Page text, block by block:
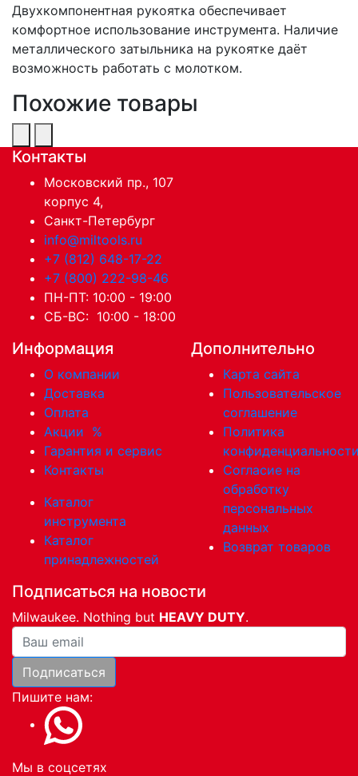
Двухкомпонентная рукоятка обеспечивает
комфортное использование инструмента. Наличие
металлического затыльника на рукоятке даёт
возможность работать с молотком.
Похожие товары
Контакты
Московский пр., 107
корпус 4,
Санкт-Петербург
info@miltools.ru
+7 (812) 648-17-22
+7 (800) 222-98-46
ПН-ПТ: 10:00 - 19:00
СБ-ВС: 10:00 - 18:00
Информация
О компании
Доставка
Оплата
Акции %
Гарантия и сервис
Контакты
Каталог
инструмента
Каталог
принадлежностей
Дополнительно
Карта сайта
Пользовательское
соглашение
Политика
Согласие на
обработку
персональных
данных
Возврат товаров
Подписаться на новости
Milwaukee. Nothing but HEAVY DUTY.
Ваша почта
Подписаться
Пишите нам:
Мы в соцсетях